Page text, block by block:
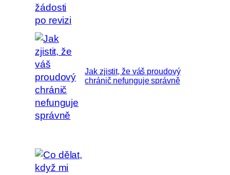
Jak zjistit, že váš proudový
chránič nefunguje správně